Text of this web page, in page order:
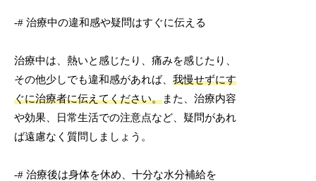
-# 治療中の違和感や疑問はすぐに伝える
治療中は、熱いと感じたり、痛みを感じたり、
その他少しでも違和感があれば、我慢せずにす
ぐに治療者に伝えてください。また、治療内容
や効果、日常生活での注意点など、疑問があれ
ば遠慮なく質問しましょう。
-# 治療後は身体を休め、十分な水分補給を